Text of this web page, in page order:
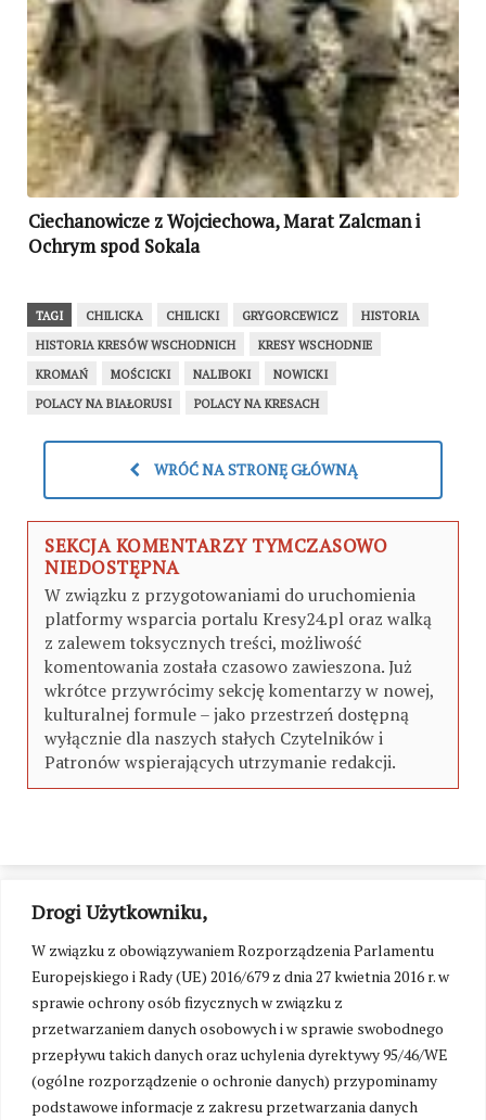
Drogi Użytkowniku,
W związku z obowiązywaniem Rozporządzenia Parlamentu
Europejskiego i Rady (UE) 2016/679 z dnia 27 kwietnia 2016 r. w
sprawie ochrony osób fizycznych w związku z
przetwarzaniem danych osobowych i w sprawie swobodnego
przepływu takich danych oraz uchylenia dyrektywy 95/46/WE
(ogólne rozporządzenie o ochronie danych) przypominamy
podstawowe informacje z zakresu przetwarzania danych
Ciechanowicze z Wojciechowa, Marat Zalcman i
Ochrym spod Sokala
TAGI CHILICKA CHILICKI GRYGORCEWICZ
HISTORIA
HISTORIA KRESÓW WSCHODNICH
KRESY WSCHODNIE
KROMAŃ
MOŚCICKI NALIBOKI
NOWICKI
POLACY NA BIAŁORUSI
POLACY NA KRESACH
WRÓĆ NA STRONĘ GŁÓWNĄ
SEKCJA KOMENTARZY TYMCZASOWO
NIEDOSTĘPNA
W związku z przygotowaniami do uruchomienia
platformy wsparcia portalu Kresy24.pl oraz walką
z zalewem toksycznych treści, możliwość
komentowania została czasowo zawieszona. Już
wkrótce przywrócimy sekcję komentarzy w nowej,
kulturalnej formule – jako przestrzeń dostępną
wyłącznie dla naszych stałych Czytelników i
Patronów wspierających utrzymanie redakcji.